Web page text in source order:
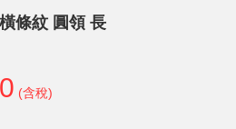
條紋 圓領 長
(含稅)